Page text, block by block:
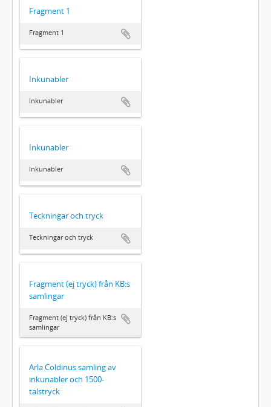
Fragment 1
Fragment 1
Inkunabler
Inkunabler
Inkunabler
Inkunabler
Teckningar och tryck
Teckningar och tryck
Fragment (ej tryck) från KB:s
samlingar
Fragment (ej tryck) från KB:s
samlingar
Arla Coldinus samling av
inkunabler och 1500-
talstryck